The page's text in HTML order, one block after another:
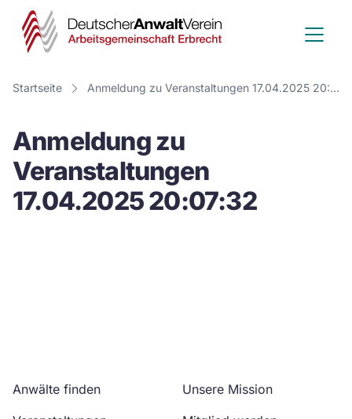
Deutscher
Anwalt
Verein
Startseite Anmeldung zu Veranstaltungen 17.04.2025 20:07:32
Anmeldung zu
Veranstaltungen
17.04.2025 20:07:32
Anwälte finden
Unsere Mission